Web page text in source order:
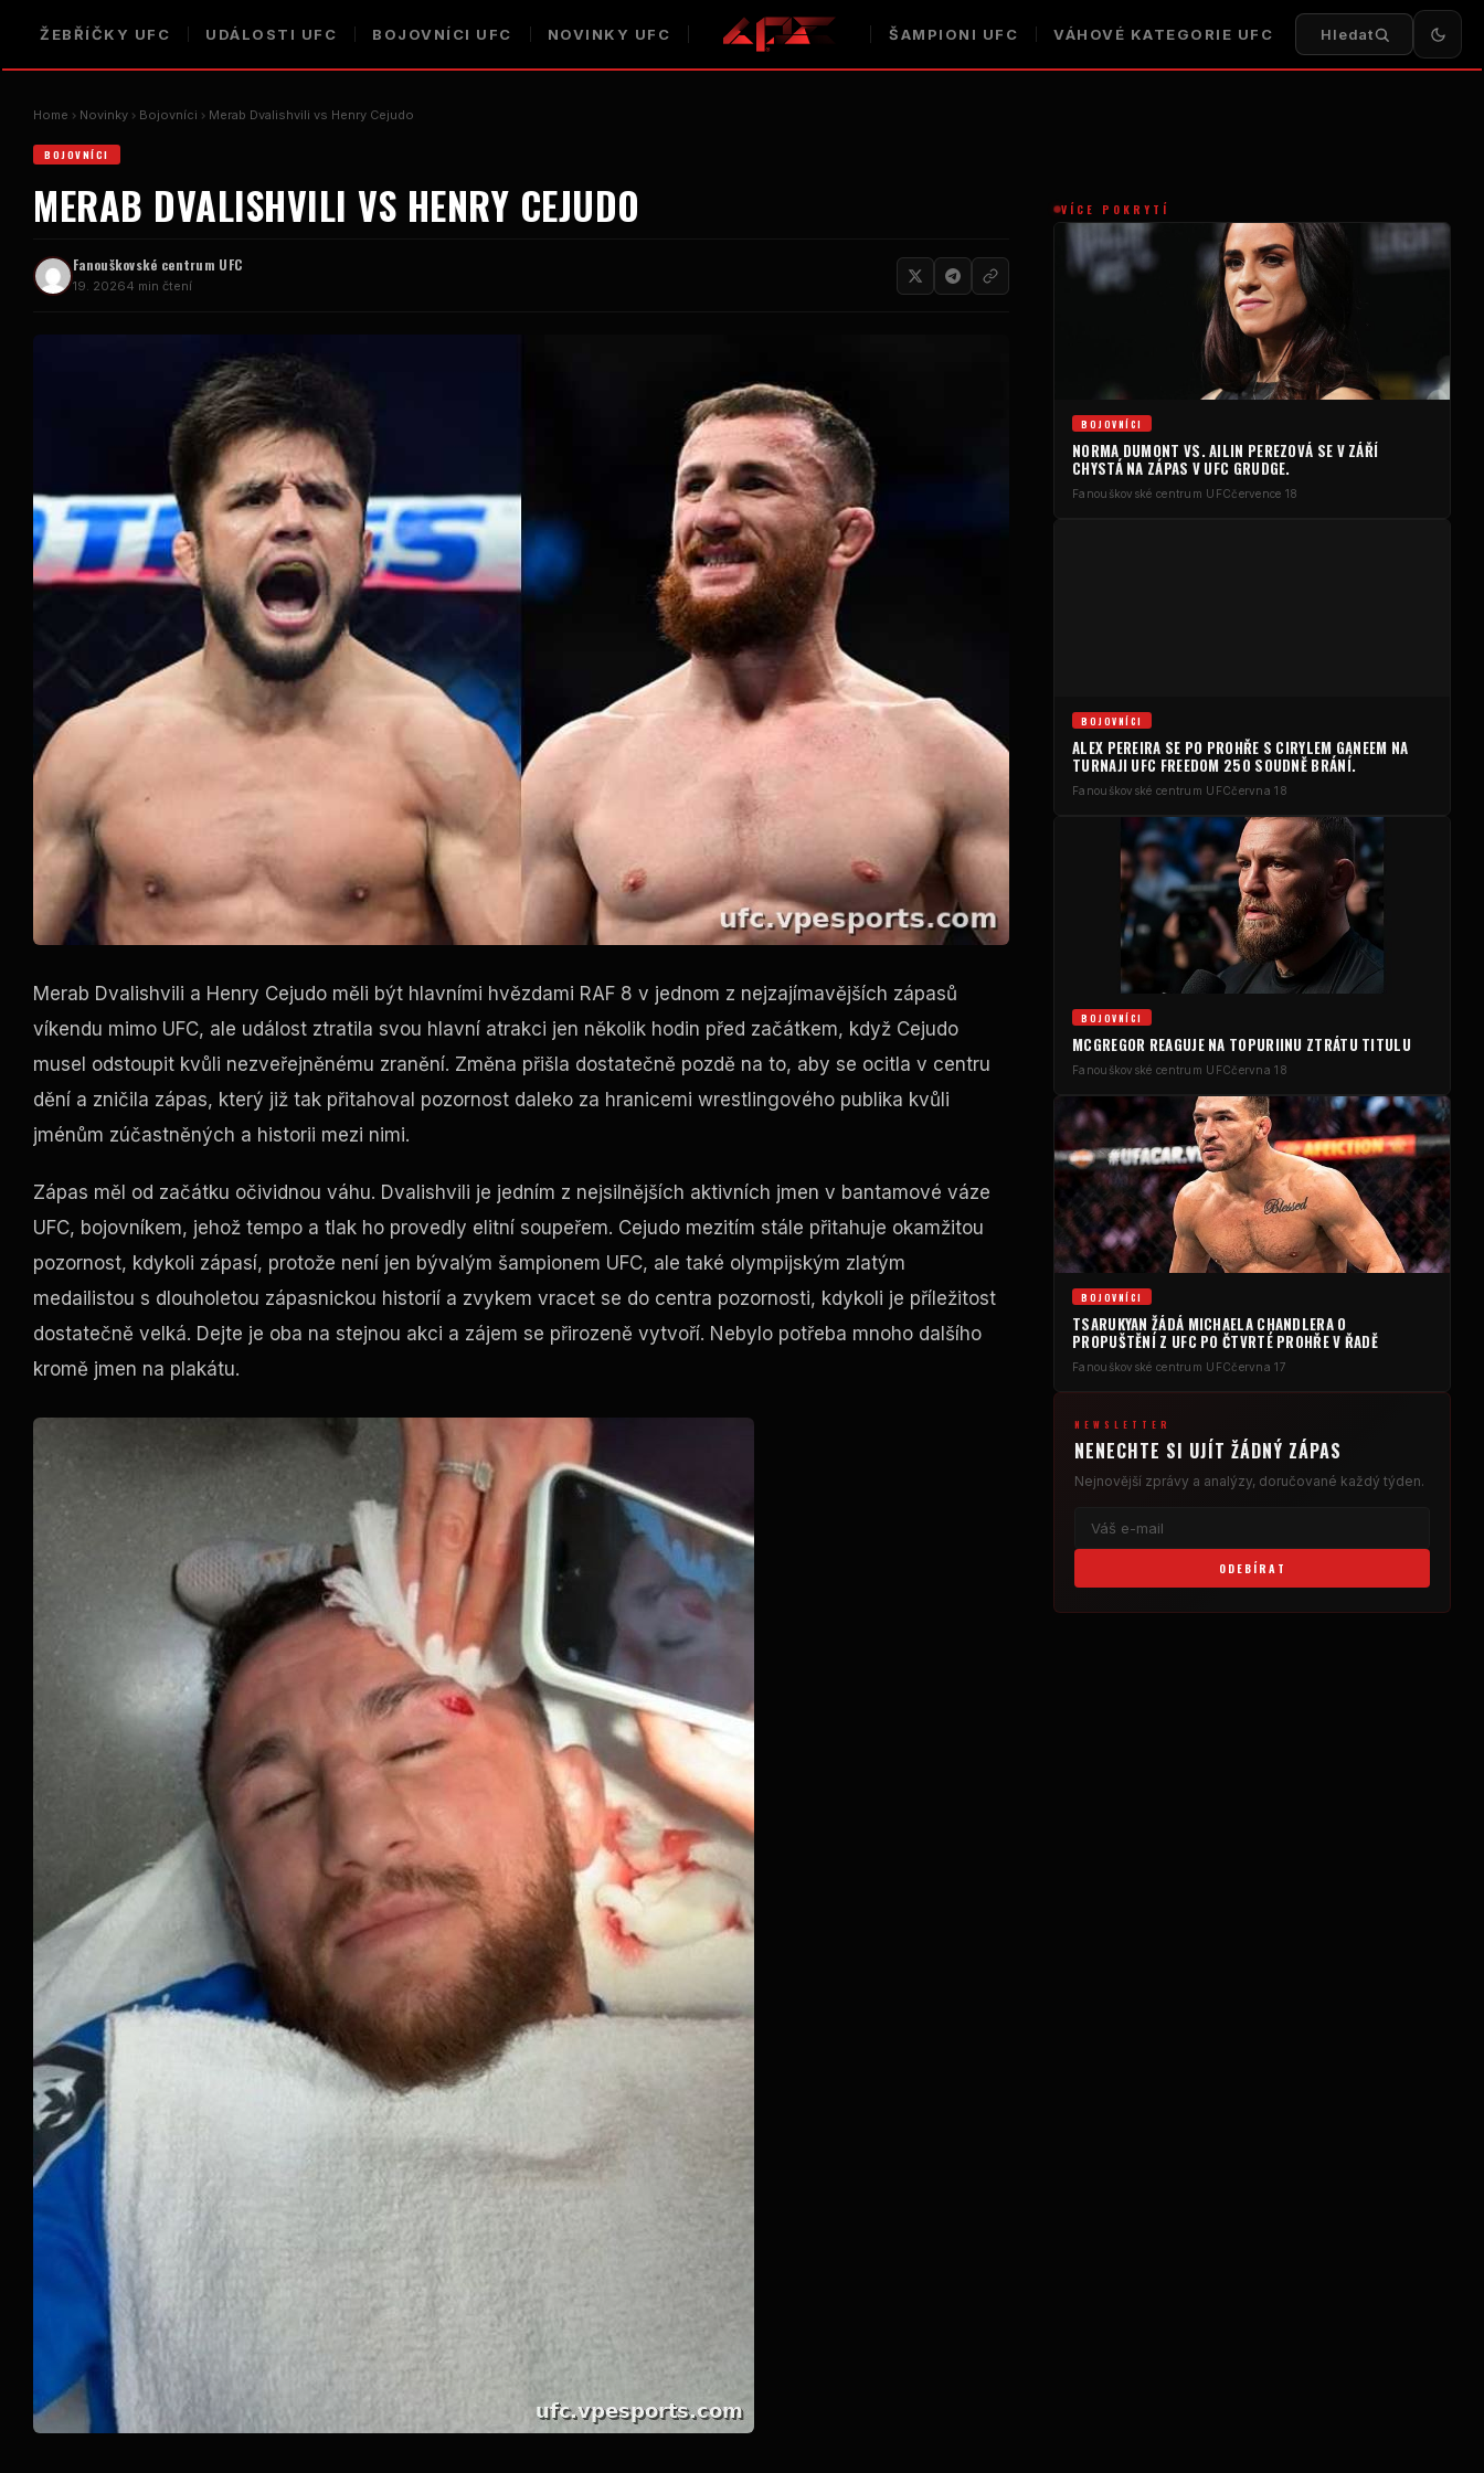
ŽEBŘÍČKY UFC UDÁLOSTI UFC BOJOVNÍCI UFC NOVINKY UFC ŠAMPIONI UFC VÁHOVÉ KATEGORIE UFC Hledat
Home Novinky Bojovníci Merab Dvalishvili vs Henry Cejudo
BOJOVNÍCI
MERAB DVALISHVILI VS HENRY CEJUDO
Fanouškovské centrum UFC
19. 20264 min čtení
Merab Dvalishvili a Henry Cejudo měli být hlavními hvězdami RAF 8 v jednom z nejzajímavějších zápasů
víkendu mimo UFC, ale událost ztratila svou hlavní atrakci jen několik hodin před začátkem, když Cejudo
musel odstoupit kvůli nezveřejněnému zranění. Změna přišla dostatečně pozdě na to, aby se ocitla v centru
dění a zničila zápas, který již tak přitahoval pozornost daleko za hranicemi wrestlingového publika kvůli
jménům zúčastněných a historii mezi nimi.
Zápas měl od začátku očividnou váhu. Dvalishvili je jedním z nejsilnějších aktivních jmen v bantamové váze
UFC, bojovníkem, jehož tempo a tlak ho provedly elitní soupeřem. Cejudo mezitím stále přitahuje okamžitou
pozornost, kdykoli zápasí, protože není jen bývalým šampionem UFC, ale také olympijským zlatým
medailistou s dlouholetou zápasnickou historií a zvykem vracet se do centra pozornosti, kdykoli je příležitost
dostatečně velká. Dejte je oba na stejnou akci a zájem se přirozeně vytvoří. Nebylo potřeba mnoho dalšího
kromě jmen na plakátu.
VÍCE POKRYTÍ
BOJOVNÍCI
NORMA DUMONT VS. AILIN PEREZOVÁ SE V ZÁŘÍ
CHYSTÁ NA ZÁPAS V UFC GRUDGE.
Fanouškovské centrum UFCčervence 18
BOJOVNÍCI
ALEX PEREIRA SE PO PROHŘE S CIRYLEM GANEEM NA
TURNAJI UFC FREEDOM 250 SOUDNĚ BRÁNÍ.
Fanouškovské centrum UFCčervna 18
BOJOVNÍCI
MCGREGOR REAGUJE NA TOPURIINU ZTRÁTU TITULU
Fanouškovské centrum UFCčervna 18
BOJOVNÍCI
TSARUKYAN ŽÁDÁ MICHAELA CHANDLERA O
PROPUŠTĚNÍ Z UFC PO ČTVRTÉ PROHŘE V ŘADĚ
Fanouškovské centrum UFCčervna 17
NEWSLETTER
NENECHTE SI UJÍT ŽÁDNÝ ZÁPAS
Nejnovější zprávy a analýzy, doručované každý týden.
ODEBÍRAT